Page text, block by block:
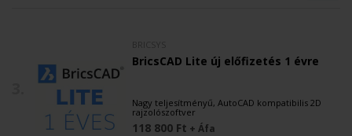
BricsCAD Lite új előfizetés 1 évre
Nagy teljesítményű, AutoCAD kompatibilis 2D
rajzolószoftver
118 800 Ft + Áfa